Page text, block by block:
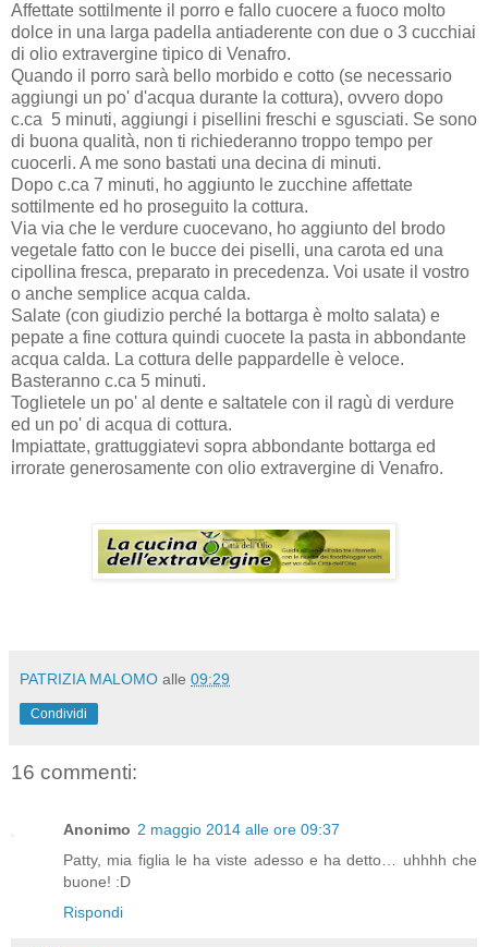
Affettate sottilmente il porro e fallo cuocere a fuoco molto
dolce in una larga padella antiaderente con due o 3 cucchiai
di olio extravergine tipico di Venafro.
Quando il porro sarà bello morbido e cotto (se necessario
aggiungi un po' d'acqua durante la cottura), ovvero dopo
c.ca 5 minuti, aggiungi i pisellini freschi e sgusciati. Se sono
di buona qualità, non ti richiederanno troppo tempo per
cuocerli. A me sono bastati una decina di minuti.
Dopo c.ca 7 minuti, ho aggiunto le zucchine affettate
sottilmente ed ho proseguito la cottura.
Via via che le verdure cuocevano, ho aggiunto del brodo
vegetale fatto con le bucce dei piselli, una carota ed una
cipollina fresca, preparato in precedenza. Voi usate il vostro
o anche semplice acqua calda.
Salate (con giudizio perché la bottarga è molto salata) e
pepate a fine cottura quindi cuocete la pasta in abbondante
acqua calda. La cottura delle pappardelle è veloce.
Basteranno c.ca 5 minuti.
Toglietele un po' al dente e saltatele con il ragù di verdure
ed un po' di acqua di cottura.
Impiattate, grattuggiatevi sopra abbondante bottarga ed
irrorate generosamente con olio extravergine di Venafro.
PATRIZIA MALOMO alle 09:29
Condividi
16 commenti:
Anonimo 2 maggio 2014 alle ore 09:37
Patty, mia figlia le ha viste adesso e ha detto… uhhhh che
buone! :D
Rispondi